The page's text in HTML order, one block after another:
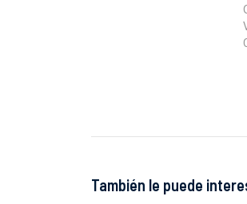
También le puede